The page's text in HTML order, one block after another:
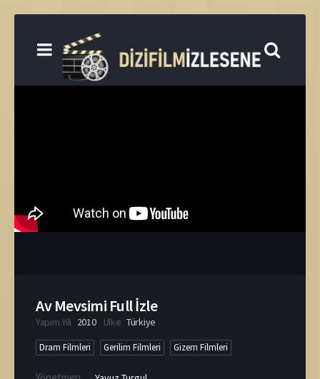
Av Mevsimi Full İzle
Yapım Yılı 2010 Ülke Türkiye
Dram Filmleri Gerilim Filmleri Gizem Filmleri